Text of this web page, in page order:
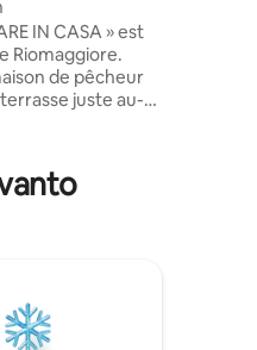
commentaires : 4,97 sur 5
IN CASA » est
Riomaggiore.
de pêcheur
juste au-
de la gare et à
et